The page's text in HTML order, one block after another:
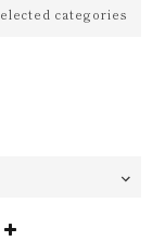
categories